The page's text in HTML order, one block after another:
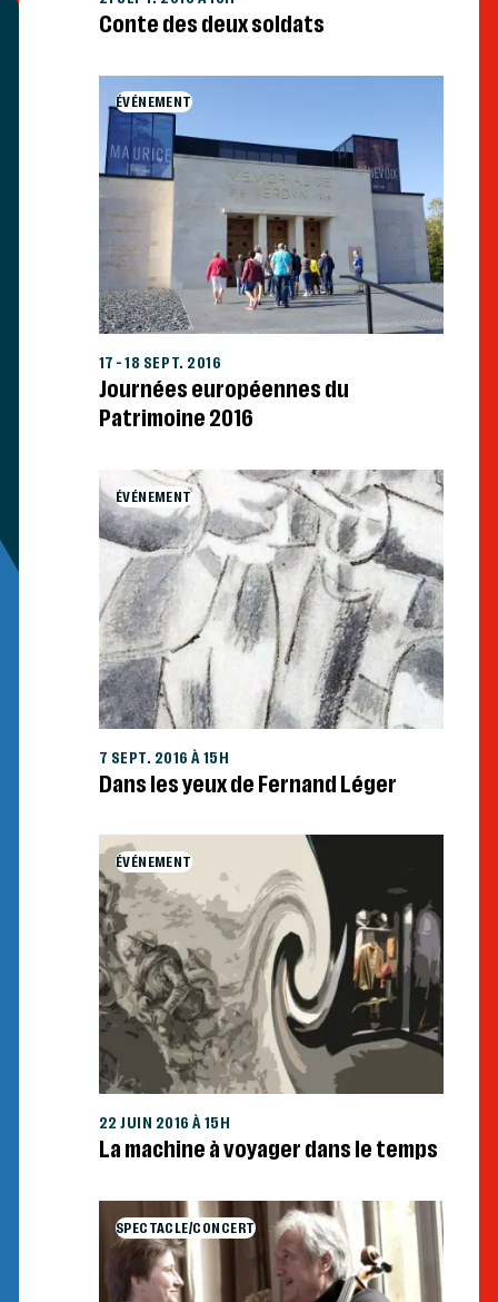
Conte des deux soldats
ÉVÉNEMENT
17 –18 SEPT. 2016
Journées européennes du
Patrimoine 2016
ÉVÉNEMENT
7 SEPT. 2016 À 15H
Dans les yeux de Fernand Léger
ÉVÉNEMENT
22 JUIN 2016 À 15H
La machine à voyager dans le temps
SPECTACLE/CONCERT